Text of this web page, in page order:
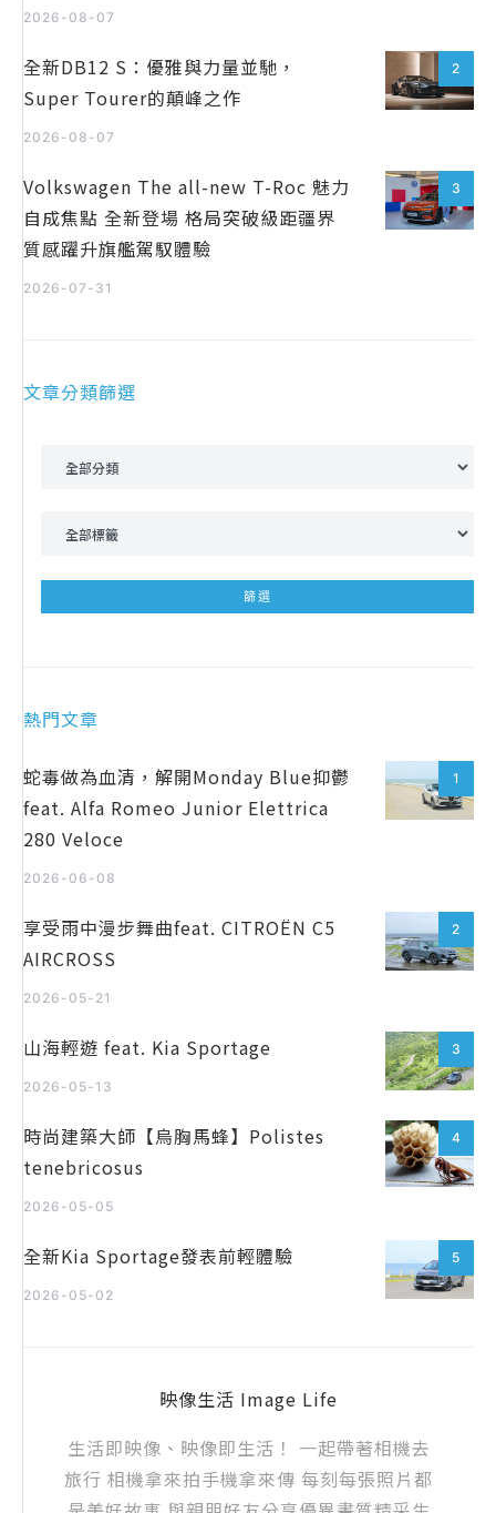
2026-08-07
2
全新DB12 S：優雅與力量並馳，
Super Tourer的顛峰之作
2026-08-07
3
Volkswagen The all-new T-Roc 魅力
自成焦點 全新登場 格局突破級距疆界
質感躍升旗艦駕馭體驗
2026-07-31
文章分類篩選
熱門文章
1
蛇毒做為血清，解開Monday Blue抑鬱
feat. Alfa Romeo Junior Elettrica
280 Veloce
2026-06-08
2
享受雨中漫步舞曲feat. CITROËN C5
AIRCROSS
2026-05-21
3
山海輕遊 feat. Kia Sportage
2026-05-13
4
時尚建築大師【烏胸馬蜂】Polistes
tenebricosus
2026-05-05
5
全新Kia Sportage發表前輕體驗
2026-05-02
映像生活 Image Life
生活即映像、映像即生活！ 一起帶著相機去
旅行 相機拿來拍手機拿來傳 每刻每張照片都